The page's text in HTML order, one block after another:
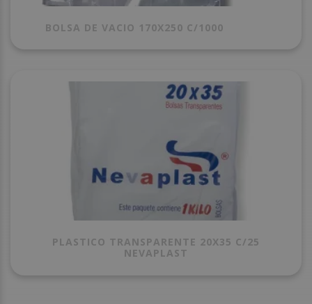
BOLSA DE VACIO 170X250 C/1000
PLASTICO TRANSPARENTE 20X35 C/25
NEVAPLAST